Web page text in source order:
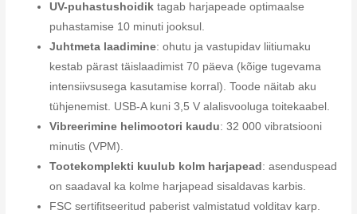
UV-puhastushoidik tagab harjapeade optimaalse
puhastamise 10 minuti jooksul.
Juhtmeta laadimine: ohutu ja vastupidav liitiumaku
kestab pärast täislaadimist 70 päeva (kõige tugevama
intensiivsusega kasutamise korral). Toode näitab aku
tühjenemist. USB-A kuni 3,5 V alalisvooluga toitekaabel.
Vibreerimine helimootori kaudu: 32 000 vibratsiooni
minutis (VPM).
Tootekomplekti kuulub kolm harjapead : asenduspead
on saadaval ka kolme harjapead sisaldavas karbis.
FSC sertifitseeritud paberist valmistatud volditav karp.